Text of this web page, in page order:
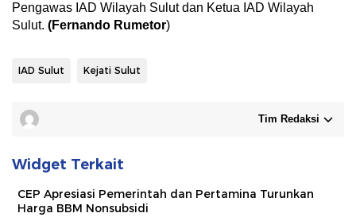
Pengawas IAD Wilayah Sulut dan Ketua IAD Wilayah
Sulut. (Fernando Rumetor)
IAD Sulut Kejati Sulut
Tim Redaksi
Widget Terkait
CEP Apresiasi Pemerintah dan Pertamina Turunkan
Harga BBM Nonsubsidi